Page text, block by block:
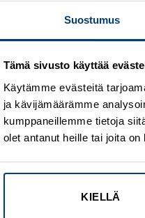
Suostumus
Tämä sivusto käyttää
Käytämme evästeitä
ja kävijämäärämme
kumppaneillemme tietoja
olet antanut heille tai joita
KIELLÄ
wishlist